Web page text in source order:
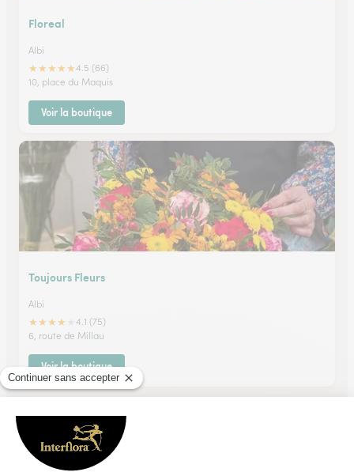
Floreal
Albi
★★★★★4.5 (66)
10, place du Maquis
Voir la boutique
Toujours Fleurs
Albi
★★★★
4.1 (75)
6, route de Millau
Voir la boutique
Ils ont fait livrer des fleurs ou une plante à